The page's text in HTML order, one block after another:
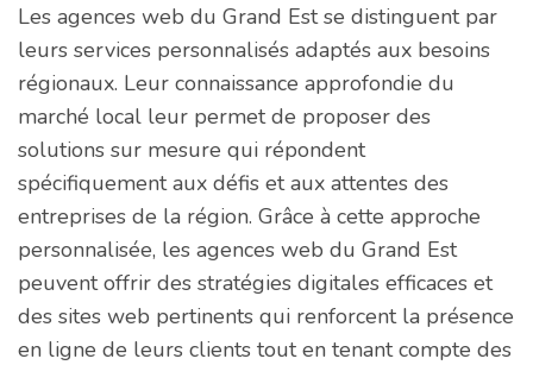
Les agences web du Grand Est se distinguent par
leurs services personnalisés adaptés aux besoins
régionaux. Leur connaissance approfondie du
marché local leur permet de proposer des
solutions sur mesure qui répondent
spécifiquement aux défis et aux attentes des
entreprises de la région. Grâce à cette approche
personnalisée, les agences web du Grand Est
peuvent offrir des stratégies digitales efficaces et
des sites web pertinents qui renforcent la présence
en ligne de leurs clients tout en tenant compte des